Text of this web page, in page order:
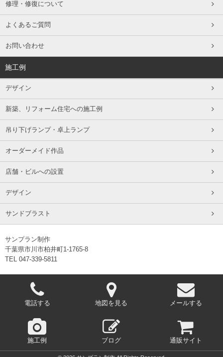
修理・修復について
よくあるご質問
お問い合わせ
施工例
デザイン
新築、リフォーム住宅への施工例
吊り下げランプ・卓上ランプ
オーダーメイド作品
店舗・ビルへの設置
デザイン
サンドブラスト
サンプラン制作
千葉県市川市柏井町1-1765-8
TEL 047-339-5811
電話する 地図を見る メールする
施工例 ブログ 通販サイト